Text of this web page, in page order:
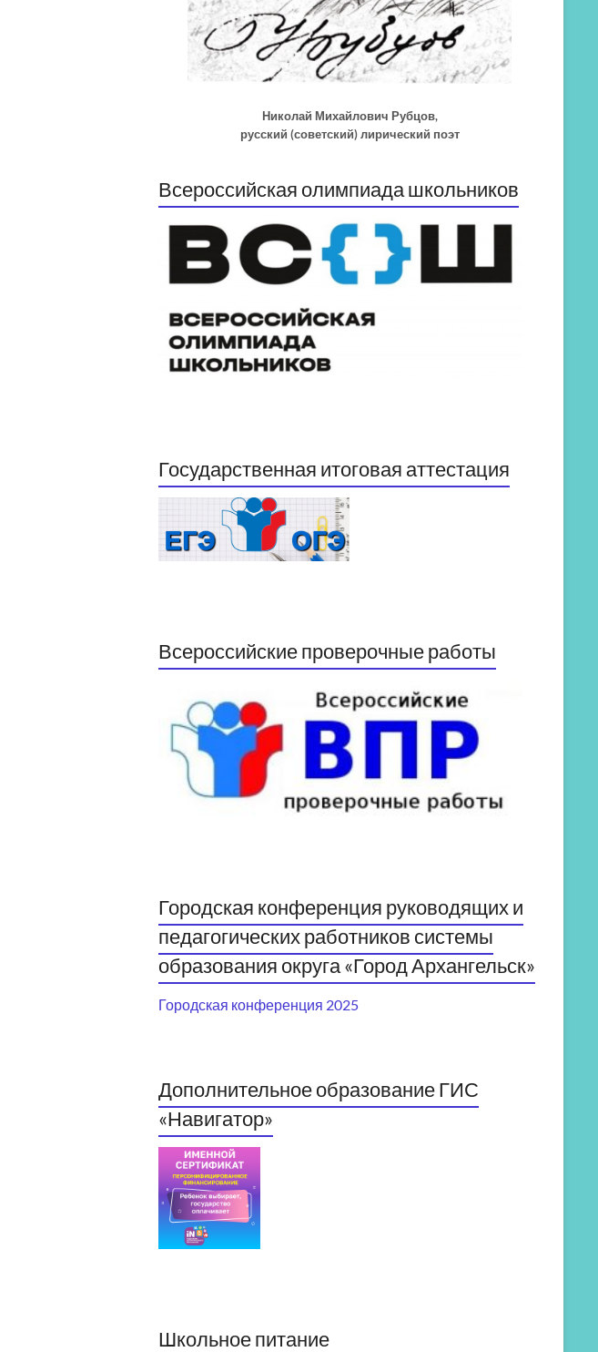
Николай Михайлович Рубцов,
русский (советский) лирический поэт
Всероссийская олимпиада школьников
Государственная итоговая аттестация
Всероссийские проверочные работы
Городская конференция руководящих и
педагогических работников системы
образования округа «Город Архангельск»
Городская конференция 2025
Дополнительное образование ГИС
«Навигатор»
Школьное питание